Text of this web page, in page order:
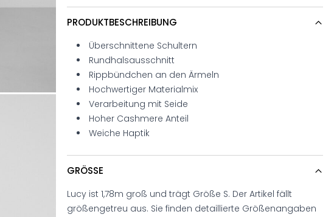
PRODUKTBESCHREIBUNG
Überschnittene Schultern
Rundhalsausschnitt
Rippbündchen an den Ärmeln
Hochwertiger Materialmix
Verarbeitung mit Seide
Hoher Cashmere Anteil
Weiche Haptik
GRÖSSE
Lucy ist 1,78m groß und trägt Größe S. Der Artikel fällt
größengetreu aus. Sie finden detaillierte Größenangaben